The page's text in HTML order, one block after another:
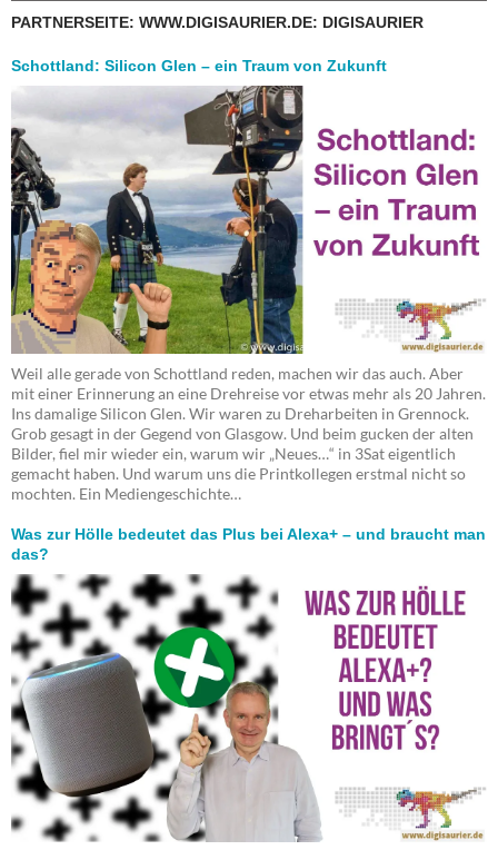
PARTNERSEITE: WWW.DIGISAURIER.DE: DIGISAURIER
Schottland: Silicon Glen – ein Traum von Zukunft
Weil alle gerade von Schottland reden, machen wir das auch. Aber
mit einer Erinnerung an eine Drehreise vor etwas mehr als 20 Jahren.
Ins damalige Silicon Glen. Wir waren zu Dreharbeiten in Grennock.
Grob gesagt in der Gegend von Glasgow. Und beim gucken der alten
Bilder, fiel mir wieder ein, warum wir „Neues…“ in 3Sat eigentlich
gemacht haben. Und warum uns die Printkollegen erstmal nicht so
mochten. Ein Mediengeschichte…
Was zur Hölle bedeutet das Plus bei Alexa+ – und braucht man
das?